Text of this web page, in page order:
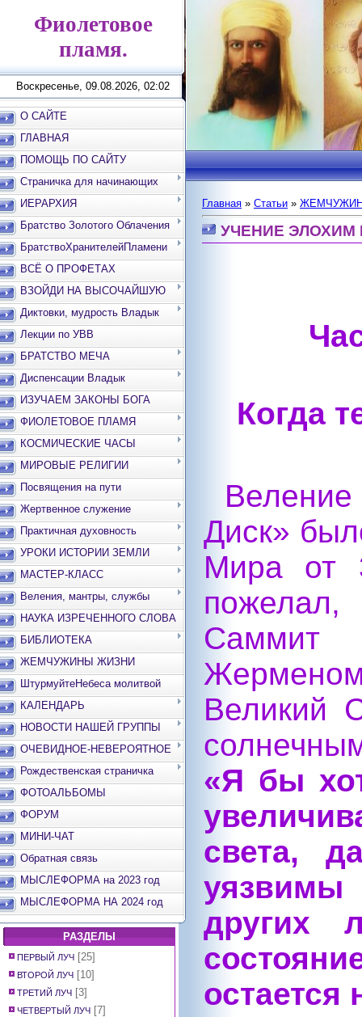
Фиолетовое
пламя.
Воскресенье, 09.08.2026, 02:02
О САЙТЕ
ГЛАВНАЯ
ПОМОЩЬ ПО САЙТУ
Страничка для начинающих
ИЕРАРХИЯ
Братство Золотого Облачения
БратствоХранителейПламени
ВСЁ О ПРОФЕТАХ
ВЗОЙДИ НА ВЫСОЧАЙШУЮ
ВЕРШИНУ
Диктовки, мудрость Владык
Лекции по УВВ
БРАТСТВО МЕЧА
Диспенсации Владык
ИЗУЧАЕМ ЗАКОНЫ БОГА
ФИОЛЕТОВОЕ ПЛАМЯ
КОСМИЧЕСКИЕ ЧАСЫ
МИРОВЫЕ РЕЛИГИИ
Посвящения на пути
Жертвенное служение
Практичная духовность
УРОКИ ИСТОРИИ ЗЕМЛИ
МАСТЕР-КЛАСС
Веления, мантры, службы
НАУКА ИЗРЕЧЕННОГО СЛОВА
БИБЛИОТЕКА
ЖЕМЧУЖИНЫ ЖИЗНИ
ШтурмуйтеНебеса молитвой
КАЛЕНДАРЬ
НОВОСТИ НАШЕЙ ГРУППЫ
ОЧЕВИДНОЕ-НЕВЕРОЯТНОЕ
Рождественская страничка
ФОТОАЛЬБОМЫ
ФОРУМ
МИНИ-ЧАТ
Обратная связь
МЫСЛЕФОРМА на 2023 год
МЫСЛЕФОРМА НА 2024 год
РАЗДЕЛЫ
ПЕРВЫЙ ЛУЧ [25]
ВТОРОЙ ЛУЧ [10]
ТРЕТИЙ ЛУЧ [3]
ЧЕТВЕРТЫЙ ЛУЧ [7]
Главная » Статьи »
УЧЕНИЕ ЭЛОХИМ
Когда
Диск»
Мира от
Саммит
Великий
«Я бы
света,
других
остается